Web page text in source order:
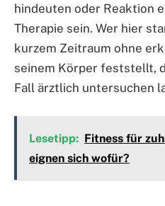
hindeuten oder Reaktion
Therapie sein. Wer hier
kurzem Zeitraum ohne
seinem Körper feststellt,
Fall ärztlich untersuchen
Lesetipp: Fitness für
eignen sich wofür?